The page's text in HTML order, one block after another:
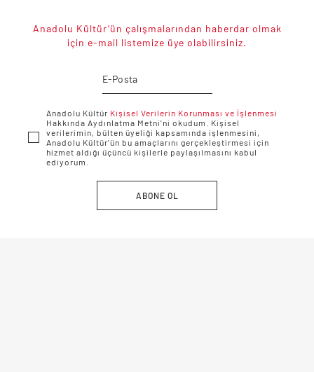
Anadolu Kültür’ün çalışmalarından haberdar olmak
için e-mail listemize üye olabilirsiniz.
ABONE OL
Anadolu Kültür Kişisel Verilerin Korunması ve İşlenmesi
Hakkında Aydınlatma Metni'ni okudum. Kişisel
verilerimin, bülten üyeliği kapsamında işlenmesini,
Anadolu Kültür'ün bu amaçlarını gerçekleştirmesi için
hizmet aldığı üçüncü kişilerle paylaşılmasını kabul
ediyorum.